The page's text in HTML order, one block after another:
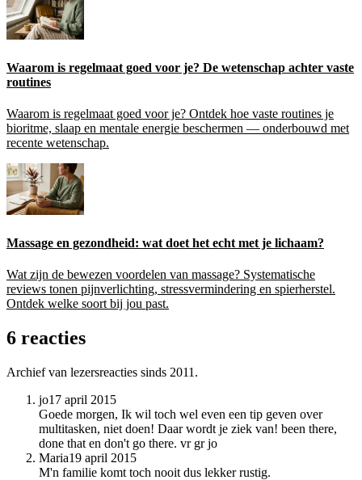
Waarom is regelmaat goed voor je? De wetenschap achter vaste
routines
Waarom is regelmaat goed voor je? Ontdek hoe vaste routines je
bioritme, slaap en mentale energie beschermen — onderbouwd met
recente wetenschap.
Massage en gezondheid: wat doet het echt met je lichaam?
Wat zijn de bewezen voordelen van massage? Systematische
reviews tonen pijnverlichting, stressvermindering en spierherstel.
Ontdek welke soort bij jou past.
6 reacties
Archief van lezersreacties sinds 2011.
jo17 april 2015
Goede morgen, Ik wil toch wel even een tip geven over
multitasken, niet doen! Daar wordt je ziek van! been there,
done that en don't go there. vr gr jo
Maria19 april 2015
M'n familie komt toch nooit dus lekker rustig.